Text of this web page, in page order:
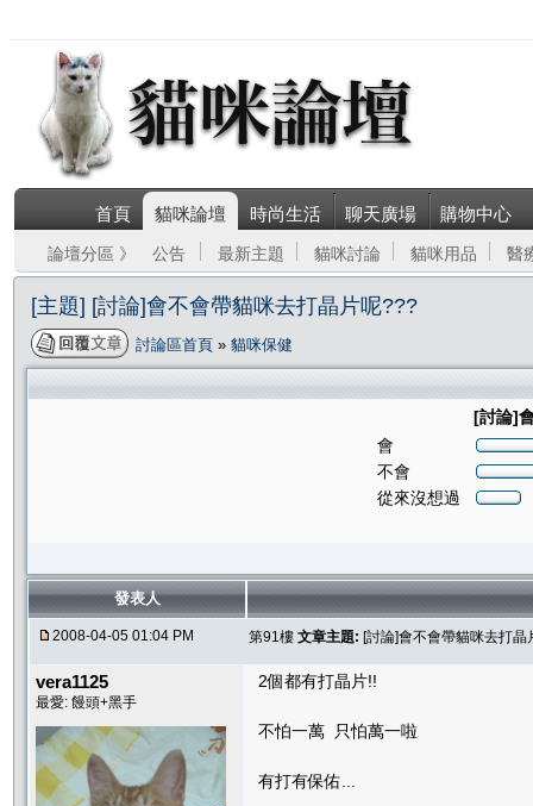
首頁 貓咪論壇 時尚生活 聊天廣場 購物中心
論壇分區 》 公告 最新主題 貓咪討論 貓咪用品 醫
[主題] [討論]會不會帶貓咪去打晶片呢???
討論區首頁 » 貓咪保健
[討論]
會
不會
從來沒想過
發表人
2008-04-05 01:04 PM 第91樓 文章主題: [討論]會不會帶貓咪去打晶
vera1125
最愛: 饅頭+黑手
2個都有打晶片!!
不怕一萬 只怕萬一啦
有打有保佑...